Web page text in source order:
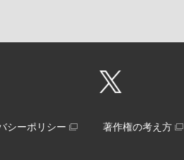
シーポリシー 著作権の考え方